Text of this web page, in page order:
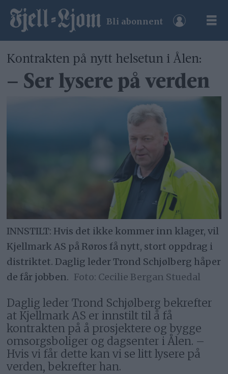
Bli abonnent
Kontrakten på nytt helsetun i Ålen:
– Ser lysere på verden
INNSTILT: Hvis det ikke kommer inn klager, vil
Kjellmark AS på Røros få nytt, stort oppdrag i
distriktet. Daglig leder Trond Schjølberg håper
de får jobben.
Cecilie Bergan Stuedal
Daglig leder Trond Schjølberg bekrefter
at Kjellmark AS er innstilt til å få
kontrakten på å prosjektere og bygge
omsorgsboliger og dagsenter i Ålen. –
Hvis vi får dette kan vi se litt lysere på
verden, bekrefter han.